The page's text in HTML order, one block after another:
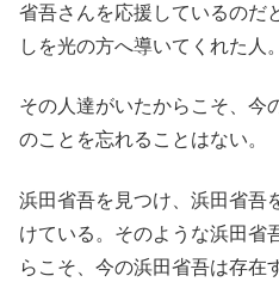
省吾さんを応援しているのだ
しを光の方へ導いてくれた人。
その人達がいたからこそ、今
のことを忘れることはない。
浜田省吾を見つけ、浜田省吾
けている。そのような浜田省
らこそ、今の浜田省吾は存在